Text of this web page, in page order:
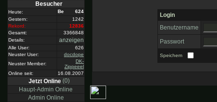
Besucher
Heute:
624
Gestern:
1242
Rekord:
12836
Gesamt:
3366848
Details:
anzeigen
Alle User:
626
Neuster User:
docdope
Neuster Member:
DK-
Zippeeel
Online seit:
16.08.2007
Jetzt Online (0)
Haupt-Admin Online
Admin Online
Login
Benutzername
Passwort
Speichern